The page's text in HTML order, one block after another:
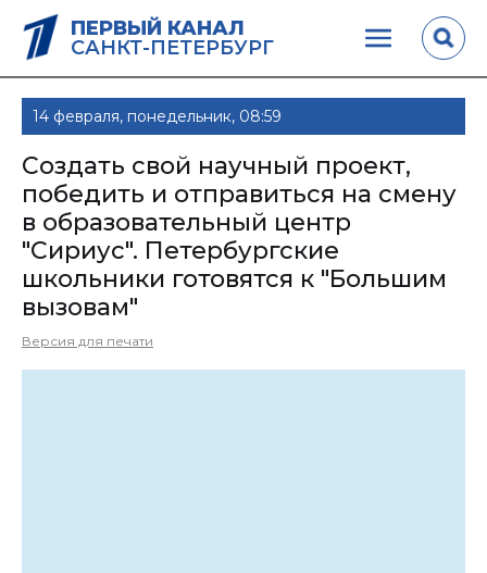
ПЕРВЫЙ КАНАЛ
САНКТ-ПЕТЕРБУРГ
14 февраля, понедельник, 08:59
Создать свой научный проект,
победить и отправиться на смену
в образовательный центр
"Сириус". Петербургские
школьники готовятся к "Большим
вызовам"
Версия для печати